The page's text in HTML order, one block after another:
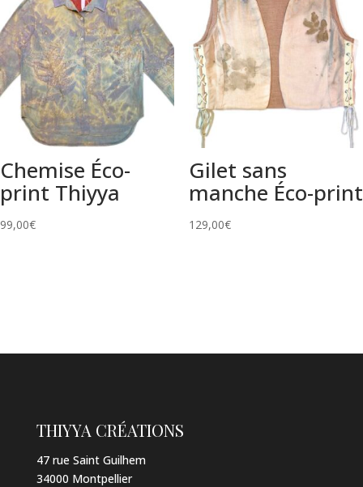
Chemise Éco-
print Thiyya
99,00€
Gilet sans
manche Éco-print
129,00€
THIYYA CRÉATIONS
47 rue Saint Guilhem
34000 Montpellier